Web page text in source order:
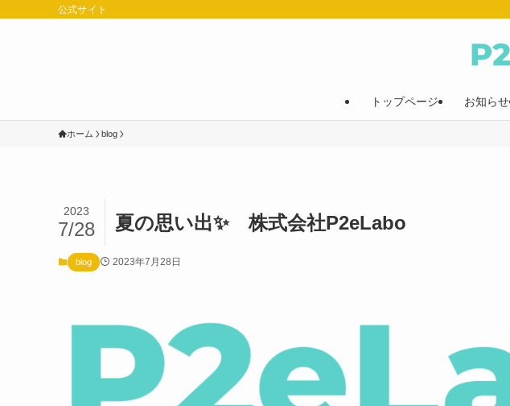
公式サイト
トップページ お知らせ
ホーム blog
夏の思い出✨ 株式会社P2eLabo
2023
7/28
blog 2023年7月28日